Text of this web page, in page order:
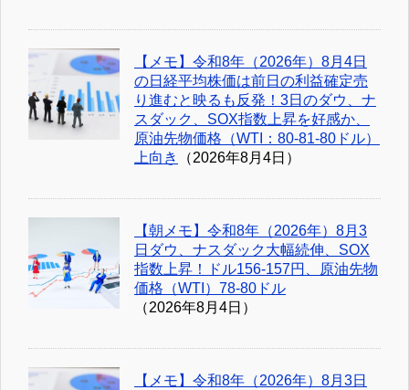
【メモ】令和8年（2026年）8月4日
の日経平均株価は前日の利益確定売
り進むと映るも反発！3日のダウ、ナ
スダック、SOX指数上昇を好感か、
原油先物価格（WTI：80-81-80ドル）
上向き
（2026年8月4日）
【朝メモ】令和8年（2026年）8月3
日ダウ、ナスダック大幅続伸、SOX
指数上昇！ドル156-157円、原油先物
価格（WTI）78-80ドル
（2026年8月4日）
【メモ】令和8年（2026年）8月3日